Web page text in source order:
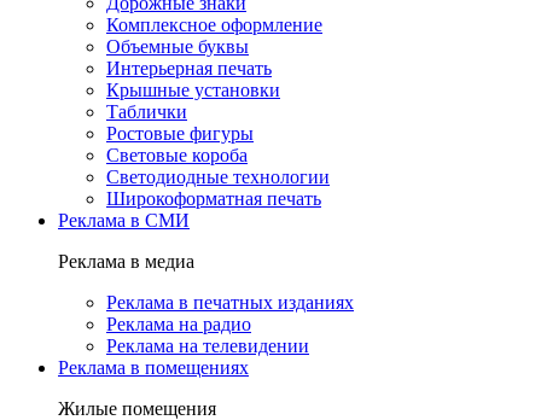
Комплексное оформление
Объемные буквы
Интерьерная печать
Крышные установки
Таблички
Ростовые фигуры
Световые короба
Светодиодные технологии
Широкоформатная печать
Реклама в СМИ
Реклама в медиа
Реклама в печатных изданиях
Реклама на радио
Реклама на телевидении
Реклама в помещениях
Жилые помещения